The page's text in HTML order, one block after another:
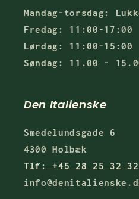
Mandag-torsdag:
Fredag: 11:00-17:00
Lørdag: 11:00-15:00
Søndag: 11.00 -
Den Italienske
Smedelundsgade 6
4300 Holbæk
Tlf: +45 28 25 32 32